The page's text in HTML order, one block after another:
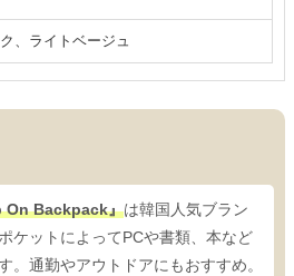
、ライトベージュ
On Backpack』は韓国人気ブラン
ケットによってPCや書類、本など
。通勤やアウトドアにもおすすめ。